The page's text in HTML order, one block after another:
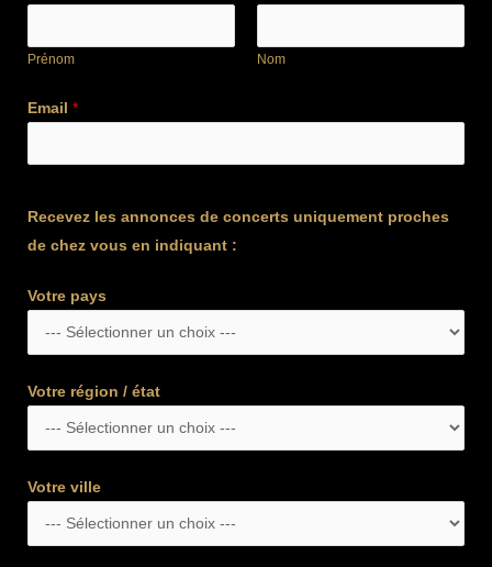
Prénom Nom
Email *
Recevez les annonces de concerts uniquement proches
de chez vous en indiquant :
Votre pays
Votre région / état
Votre ville